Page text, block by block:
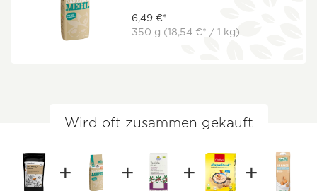
6,49 €*
350 g (18,54 €* / 1 kg)
Wird oft zusammen gekauft